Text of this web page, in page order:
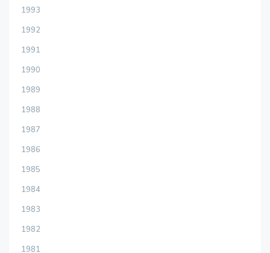
1993
1992
1991
1990
1989
1988
1987
1986
1985
1984
1983
1982
1981